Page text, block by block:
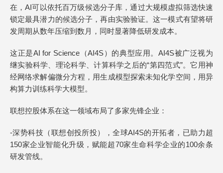
在，AI可以依托百万级候选分子库，通过大规模虚拟筛选快速
锁定最具潜力的候选分子，再由实验验证。这一模式有望将研
发周期从数年压缩到数月，同时显著降低研发成本。
这正是AI for Science（AI4S）的典型应用。AI4S被广泛视为
继实验科学、理论科学、计算科学之后的“第四范式”。它用神
经网络求解偏微分方程，用生成模型探索未知化学空间，用异
构算力训练科学大模型。
联想控股体系在这一领域布局了多家先锋企业：
-深势科技（联想创投所投），全球AI4S的开拓者，已助力超
150家企业智能化升级，赋能超70家生命科学企业的100余条
研发管线。